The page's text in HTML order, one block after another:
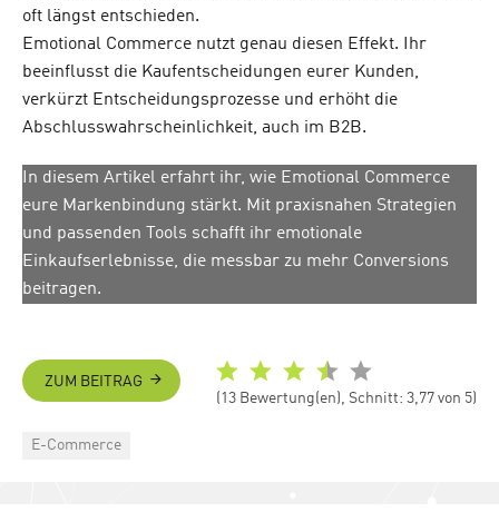
oft längst entschieden.
Emotional Commerce nutzt genau diesen Effekt. Ihr
beeinflusst die Kaufentscheidungen eurer Kunden,
verkürzt Entscheidungsprozesse und erhöht die
Abschlusswahrscheinlichkeit, auch im B2B.
In diesem Artikel erfahrt ihr, wie Emotional Commerce
eure Markenbindung stärkt. Mit praxisnahen Strategien
und passenden Tools schafft ihr emotionale
Einkaufserlebnisse, die messbar zu mehr Conversions
beitragen.
ZUM BEITRAG
(13 Bewertung(en), Schnitt: 3,77 von 5)
Categories
E-Commerce